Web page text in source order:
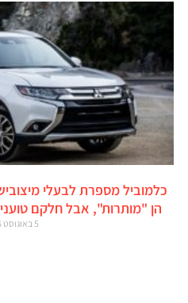
כלמוביל מספרת לבעלי
הן "מותרות", אבל חלקם
5 באוגוסט 2026